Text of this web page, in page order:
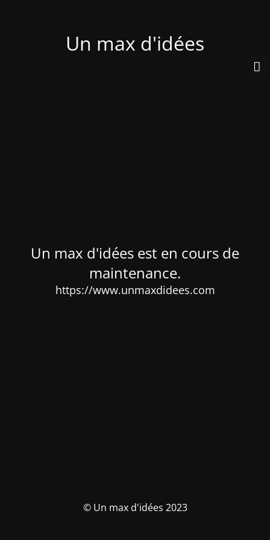
Un max d'idées
Un max d'idées est en cours de
maintenance.
https://www.unmaxdidees.com
© Un max d'idées 2023